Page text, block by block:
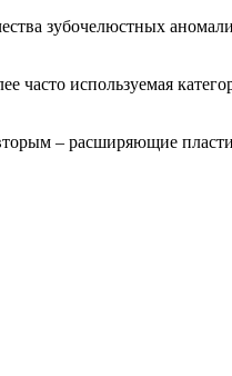
зубочелюстных
используемая
– расширяющие